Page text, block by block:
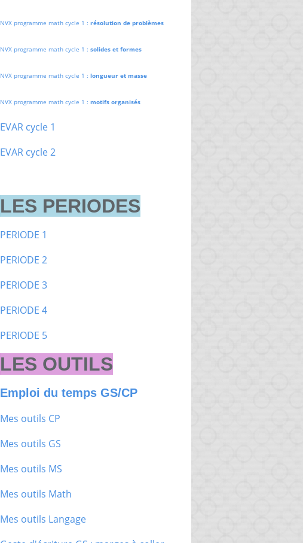
NVX programme math cycle 1 : résolution de problèmes
NVX programme math cycle 1 : solides et formes
NVX programme math cycle 1 : longueur et masse
NVX programme math cycle 1 : motifs organisés
EVAR cycle 1
EVAR cycle 2
LES PERIODES
PERIODE 1
PERIODE 2
PERIODE 3
PERIODE 4
PERIODE 5
LES OUTILS
Emploi du temps GS/CP
Mes outils CP
Mes outils GS
Mes outils MS
Mes outils Math
Mes outils Langage